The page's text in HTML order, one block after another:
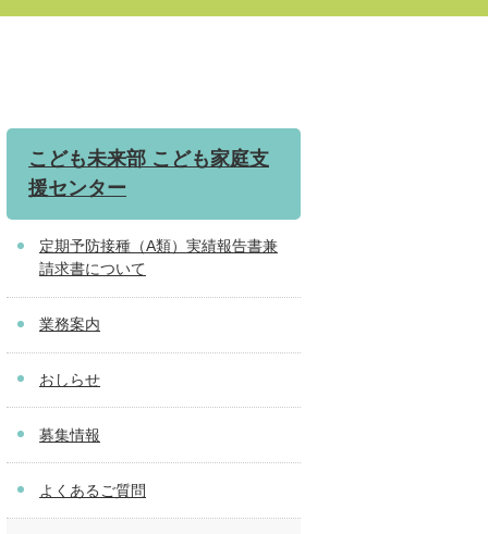
こども未来部 こども家庭支
援センター
定期予防接種（A類）実績報告書兼
請求書について
業務案内
おしらせ
募集情報
よくあるご質問